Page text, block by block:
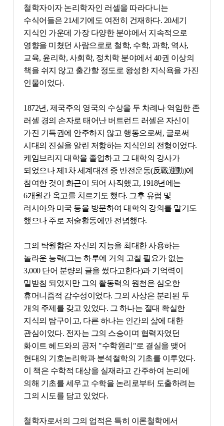
철학자이자 논리학자인 러셀을 따라다니는
수식어들은 21세기에도 여전히 건재하다. 20세기
지식인 가운데 가장 다양한 분야에서 지속적으로
영향을 미쳤던 사람으로로 철학, 수학, 과학, 역사,
교육, 윤리학, 사회학, 정치학 분야에서 40권 이상의
책을 쉬지 않고 출간할 정도로 왕성한 지식욕을 가진
인물이었다.
1872년, 제국주의 영국의 수상을 두 차례나 역임한 존
러셀 경의 손자로 태어난 버트런드 러셀은 자신이
가진 기득권에 안주하지 않고 행동으로써, 글로써
시대의 진실을 알린 저항하는 지식인의 전형이었다.
케임브리지 대학을 졸업하고 그 대학의 강사가
되었으나 제1차 세계대전 중 반전운동(反戰運動)에
참여한 것이 화근이 되어 사직했고, 1918년에는
6개월간 옥고를 치르기도 했다. 그후 유럽 및
러시아와 미국 등을 방문하여 대학의 강의를 맡기도
했으나 주로 저술활동에만 전념했다.
그의 탁월함은 자신의 지능을 최대한 사용하는
놀라운 능력(그는 하루에 거의 고칠 필요가 없는
3,000 단어 분량의 글을 썼다고한다)과 기억력이
밑받침 되었지만 그의 활동력의 원천은 심오한
휴머니즘적 감수성이었다. 그의 사상은 분리된 두
개의 주제를 갖고 있었다. 그 하나는 절대 확실한
지식의 탐구이고, 다른 하나는 인간의 삶에 대한
관심이었다. 전자는 그의 스승이며 협력자였던
화이트 헤드와의 공저 "수학원리"로 결실을 맺어
현대의 기호논리학과 분석철학의 기초를 이루었다.
이 책은 수학적 대상을 실재라고 간주하여 논리에
의해 기초를 세우고 수학을 논리로부터 도출하려는
그의 시도를 담고 있었다.
철학자로서의 그의 업적은 특히 이론철학에서